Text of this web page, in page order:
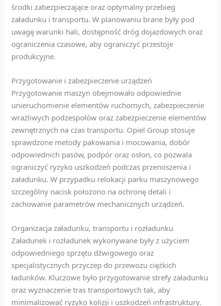
środki zabezpieczające oraz optymalny przebieg
załadunku i transportu. W planowaniu brane były pod
uwagę warunki hali, dostępność dróg dojazdowych oraz
ograniczenia czasowe, aby ograniczyć przestoje
produkcyjne.
Przygotowanie i zabezpieczenie urządzeń
Przygotowanie maszyn obejmowało odpowiednie
unieruchomienie elementów ruchomych, zabezpieczenie
wrażliwych podzespołów oraz zabezpieczenie elementów
zewnętrznych na czas transportu. Opiel Group stosuje
sprawdzone metody pakowania i mocowania, dobór
odpowiednich pasów, podpór oraz osłon, co pozwala
ograniczyć ryzyko uszkodzeń podczas przenoszenia i
załadunku. W przypadku relokacji parku maszynowego
szczególny nacisk położono na ochronę detali i
zachowanie parametrów mechanicznych urządzeń.
Organizacja załadunku, transportu i rozładunku
Załadunek i rozładunek wykonywane były z użyciem
odpowiedniego sprzętu dźwigowego oraz
specjalistycznych przyczep do przewozu ciężkich
ładunków. Kluczowe było przygotowanie strefy załadunku
oraz wyznaczenie tras transportowych tak, aby
minimalizować ryzyko kolizji i uszkodzeń infrastruktury.